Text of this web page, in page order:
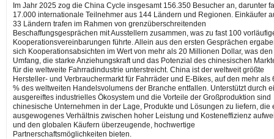
Im Jahr 2025 zog die China Cycle insgesamt 156.350 Besucher an, darunter
17.000 internationale Teilnehmer aus 144 Ländern und Regionen. Einkäufer
33 Ländern trafen im Rahmen von grenzüberschreitenden
Beschaffungsgesprächen mit Ausstellern zusammen, was zu fast 100
Kooperationsvereinbarungen führte. Allein aus den ersten Gesprächen
sich Kooperationsabsichten im Wert von mehr als 20 Millionen Dollar, was den
Umfang, die starke Anziehungskraft und das Potenzial des chinesischen
für die weltweite Fahrradindustrie unterstreicht. China ist der weltweit größte
Hersteller- und Verbrauchermarkt für Fahrräder und E-Bikes, auf den mehr als
% des weltweiten Handelsvolumens der Branche entfallen. Unterstützt durch
ausgereiftes industrielles Ökosystem und die Vorteile der Großproduktion sind
chinesische Unternehmen in der Lage, Produkte und Lösungen zu liefern, die
ausgewogenes Verhältnis zwischen hoher Leistung und Kosteneffizienz
und den globalen Käufern überzeugende, hochwertige
Partnerschaftsmöglichkeiten bieten.